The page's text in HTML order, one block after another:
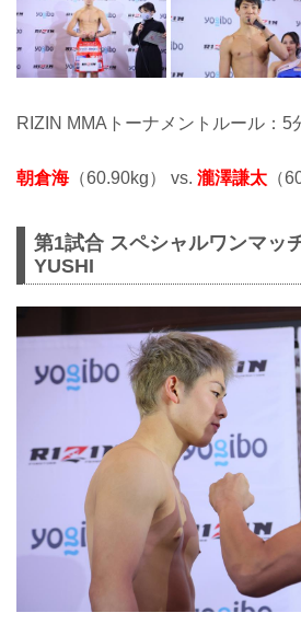
RIZIN MMAトーナメントルール：5
朝倉海（60.90kg） vs. 瀧澤謙太 （
第1試合 スペシャルワンマッ
YUSHI